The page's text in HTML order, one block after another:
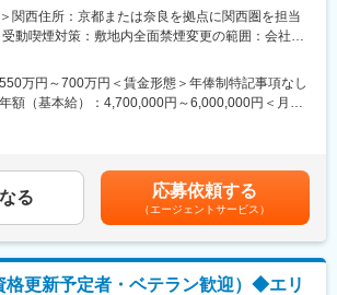
医療機器メーカーのいずれかに配属します。
スキルアップのために様々な研修をご用意してい
度／やりがいや努力がきちんと報われる報酬制度
張りが客観的に評価され、年収に反映されます。
っています。
アプランとサポート体制
の環境に応じて「１つの領域で専門性を高める」
カバーできるオールラウンダーになる」「本社部
ー、研修部門など）へのキャリアチェンジ」など
プランがあります。
機器に関して、医師等への情報提供や購入の提案
でのご経験や希望を伺い、希望条件に合致するプ
示します。この際、希望しない製品や領域があれ
う転勤が不要
の営業職は全国転勤が発生しますが、同社では基
地から転居がない範囲でアサイン先を決定しま
サポート体制
ネージャーが丁寧に支援します。日々の仕事の悩
関西住所：京都または奈良を拠点に関西圏を担当
動喫煙対策：敷地内全面禁煙変更の範囲：会社の
万円～700万円＜賃金形態＞年俸制特記事項なし
額（基本給）：4,700,000円～6,000,000円＜月額
年俸の約10%）（全社員対象）・四半期一時金：
支給条件有。他、永続勤務報奨金（3年勤務5万円
10万円…）ございます。賃金はあくまでも目安の
考を通じて上下する可能性があります。月給(月額)
めた表記です。
る 応募依頼する
（エージェントサービス）
格更新予定者・ベテラン歓迎）◆エリ